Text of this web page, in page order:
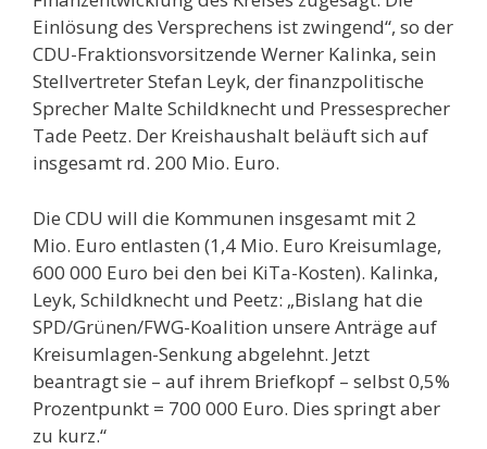
Einlösung des Versprechens ist zwingend“, so der
CDU-Fraktionsvorsitzende Werner Kalinka, sein
Stellvertreter Stefan Leyk, der finanzpolitische
Sprecher Malte Schildknecht und Pressesprecher
Tade Peetz. Der Kreishaushalt beläuft sich auf
insgesamt rd. 200 Mio. Euro.
Die CDU will die Kommunen insgesamt mit 2
Mio. Euro entlasten (1,4 Mio. Euro Kreisumlage,
600 000 Euro bei den bei KiTa-Kosten). Kalinka,
Leyk, Schildknecht und Peetz: „Bislang hat die
SPD/Grünen/FWG-Koalition unsere Anträge auf
Kreisumlagen-Senkung abgelehnt. Jetzt
beantragt sie – auf ihrem Briefkopf – selbst 0,5%
Prozentpunkt = 700 000 Euro. Dies springt aber
zu kurz.“